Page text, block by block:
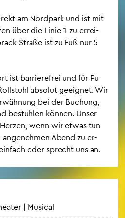
am Nord­park und ist mit
über die Linie 1 zu er­rei­
Stra­ße ist zu Fuß nur 5
ist bar­rie­re­frei und für Pu­
ab­so­lut ge­eig­net. Wir
bei der Bu­chung,
be­stuh­len kön­nen. Unser
wenn wir etwas tun
an­ge­neh­men Abend zu er­
oder sprecht uns an.
| Mu­si­cal